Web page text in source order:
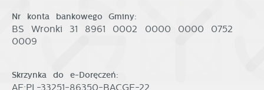
Nr konta bankowego Gminy:
BS Wronki 31 8961 0002 0000 0000 0752
0009
Skrzynka do e-Doręczeń:
AE:PL-33251-86350-BACGE-22